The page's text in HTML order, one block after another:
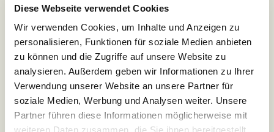
Diese Webseite verwendet Cookies
Wir verwenden Cookies, um Inhalte und Anzeigen zu
personalisieren, Funktionen für soziale Medien anbieten
zu können und die Zugriffe auf unsere Website zu
analysieren. Außerdem geben wir Informationen zu Ihrer
Verwendung unserer Website an unsere Partner für
soziale Medien, Werbung und Analysen weiter. Unsere
Partner führen diese Informationen möglicherweise mit
[mehr...]
19.11.2012
Über 300 Teilnehmer/innen bei
Psychotherapeuten in Ausbildung-
Demo in München
[mehr...]
08.11.2012
Demonstration der
PsychotherapeutInnen in Ausbildung